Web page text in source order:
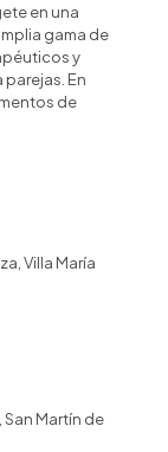
en una
gama de
y
En
de
Villa María
San Martín de